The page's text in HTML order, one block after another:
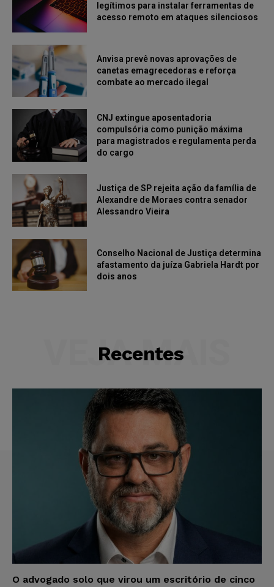
legítimos para instalar ferramentas de
acesso remoto em ataques silenciosos
Anvisa prevê novas aprovações de
canetas emagrecedoras e reforça
combate ao mercado ilegal
CNJ extingue aposentadoria
compulsória como punição máxima
para magistrados e regulamenta perda
do cargo
Justiça de SP rejeita ação da família de
Alexandre de Moraes contra senador
Alessandro Vieira
Conselho Nacional de Justiça determina
afastamento da juíza Gabriela Hardt por
dois anos
Recentes
VEJA MAIS
O advogado solo que virou um escritório de cinco